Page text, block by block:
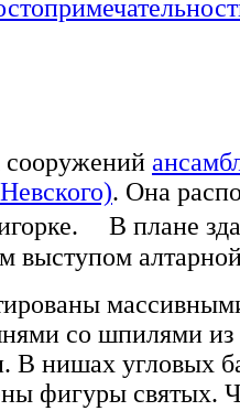
сооружений
. Она
В плане
выступом
со шпилями из
В нишах угловых
фигуры святых.